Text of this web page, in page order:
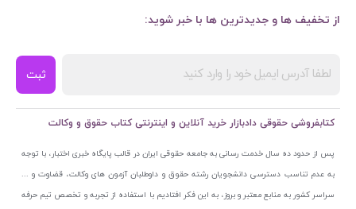
از تخفیف ها و جدیدترین ها با خبر شوید:
ثبت
کتابفروشی حقوقی دادبازار خرید آنلاین و اینترنتی کتاب حقوق و وکالت
پس از حدود ده سال خدمت رسانی به جامعه حقوقی ایران در قالب پایگاه خبری اختبار، با توجه
به عدم تناسب دسترسی دانشجویان رشته حقوق و داوطلبان آزمون های وکالت، قضاوت و ...
سراسر کشور به منابع معتبر و بروز، به این فکر افتادیم با استفاده از تجربه و تخصص تیم حرفه